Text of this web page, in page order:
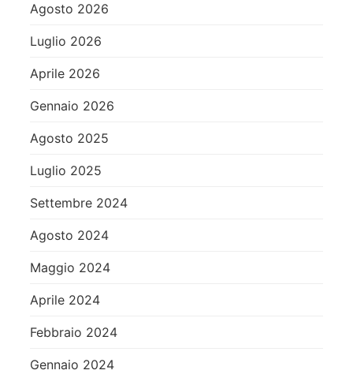
Agosto 2026
Luglio 2026
Aprile 2026
Gennaio 2026
Agosto 2025
Luglio 2025
Settembre 2024
Agosto 2024
Maggio 2024
Aprile 2024
Febbraio 2024
Gennaio 2024